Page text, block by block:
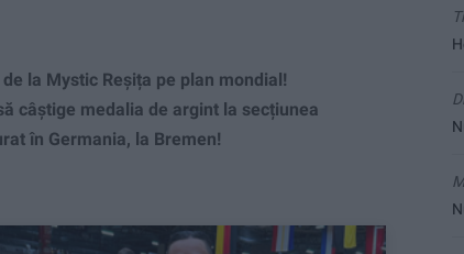
la Mystic Reșița pe plan mondial!
câștige medalia de argint la secțiunea
în Germania, la Bremen!